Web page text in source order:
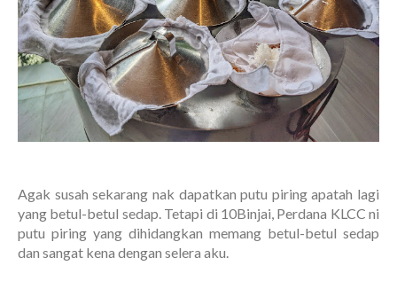
Agak susah sekarang nak dapatkan putu piring apatah lagi
yang betul-betul sedap. Tetapi di 10Binjai, Perdana KLCC ni
putu piring yang dihidangkan memang betul-betul sedap
dan sangat kena dengan selera aku.